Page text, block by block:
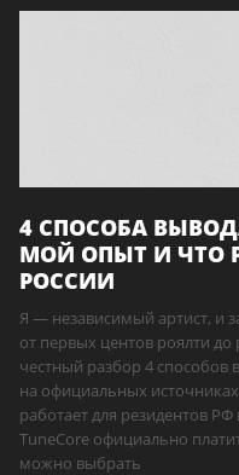
4 СПОСОБА ВЫВОДА
МОЙ ОПЫТ И ЧТО
РОССИИ
Я — независимый артист, и
от первых центов роялти
честный разбор 4 способов
на официальных
работает для резидентов
TuneCore официально
можно выбрать